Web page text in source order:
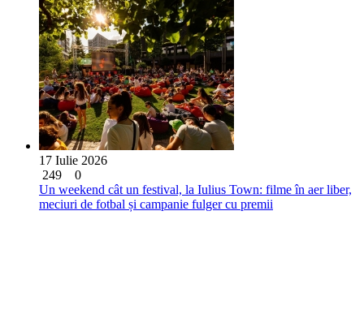
17 Iulie 2026
249
0
Un weekend cât un festival, la Iulius Town: filme în aer liber,
meciuri de fotbal și campanie fulger cu premii